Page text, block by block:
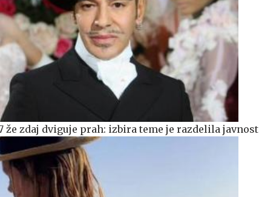
že zdaj dviguje prah: izbira teme je razdelila javnost